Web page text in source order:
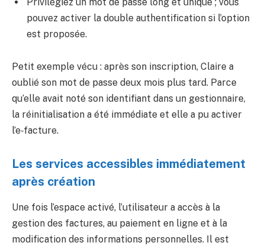
pouvez activer la double authentification si l’option
est proposée.
Petit exemple vécu : après son inscription, Claire a
oublié son mot de passe deux mois plus tard. Parce
qu’elle avait noté son identifiant dans un gestionnaire,
la réinitialisation a été immédiate et elle a pu activer
l’e‑facture.
Les services accessibles immédiatement
après création
Une fois l’espace activé, l’utilisateur a accès à la
gestion des factures, au paiement en ligne et à la
modification des informations personnelles. Il est